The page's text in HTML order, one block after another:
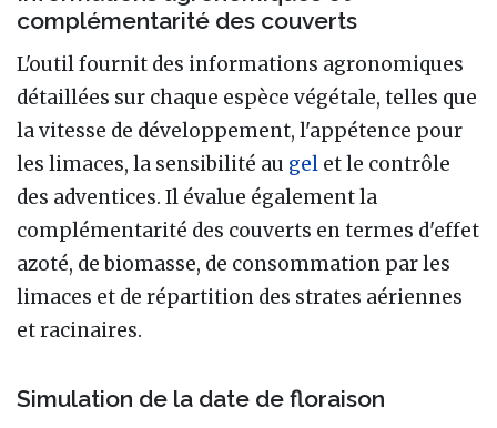
complémentarité des couverts
L'outil fournit des informations agronomiques
détaillées sur chaque espèce végétale, telles que
la vitesse de développement, l'appétence pour
les limaces, la sensibilité au gel et le contrôle
des adventices. Il évalue également la
complémentarité des couverts en termes d'effet
azoté, de biomasse, de consommation par les
limaces et de répartition des strates aériennes
et racinaires.
Simulation de la date de floraison